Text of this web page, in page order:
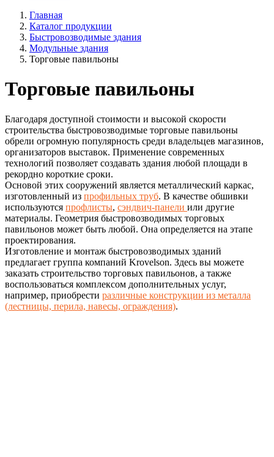
Главная
Каталог продукции
Быстровозводимые здания
Модульные здания
Торговые павильоны
Торговые павильоны
Благодаря доступной стоимости и высокой скорости
строительства быстровозводимые торговые павильоны
обрели огромную популярность среди владельцев магазинов,
организаторов выставок. Применение современных
технологий позволяет создавать здания любой площади в
рекордно короткие сроки.
Основой этих сооружений является металлический каркас,
изготовленный из профильных труб. В качестве обшивки
используются профлисты, сэндвич-панели или другие
материалы. Геометрия быстровозводимых торговых
павильонов может быть любой. Она определяется на этапе
проектирования.
Изготовление и монтаж быстровозводимых зданий
предлагает группа компаний Krovelson. Здесь вы можете
заказать строительство торговых павильонов, а также
воспользоваться комплексом дополнительных услуг,
например, приобрести различные конструкции из металла
(лестницы, перила, навесы, ограждения).